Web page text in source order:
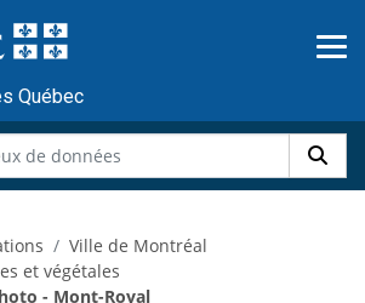
Québec
Ville de Montréal
et végétales
- Mont-Royal